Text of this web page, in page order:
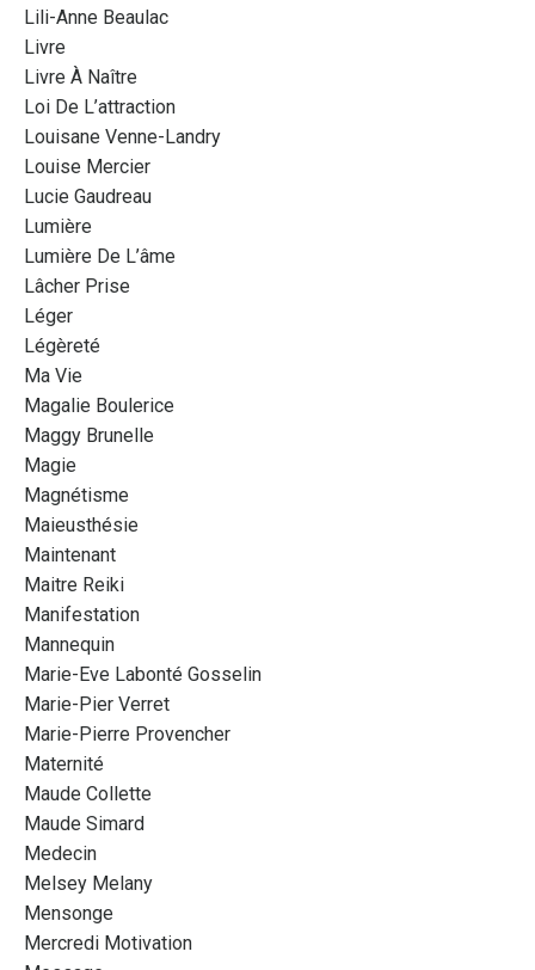
Lili-Anne Beaulac
Livre
Livre À Naître
Loi De L’attraction
Louisane Venne-Landry
Louise Mercier
Lucie Gaudreau
Lumière
Lumière De L’âme
Lâcher Prise
Léger
Légèreté
Ma Vie
Magalie Boulerice
Maggy Brunelle
Magie
Magnétisme
Maieusthésie
Maintenant
Maitre Reiki
Manifestation
Mannequin
Marie-Eve Labonté Gosselin
Marie-Pier Verret
Marie-Pierre Provencher
Maternité
Maude Collette
Maude Simard
Medecin
Melsey Melany
Mensonge
Mercredi Motivation